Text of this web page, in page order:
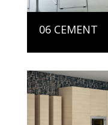
06 CEMENT